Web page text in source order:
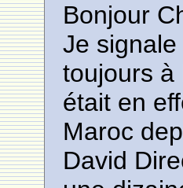
Bonjour
Je
toujours à
était en
Maroc
David